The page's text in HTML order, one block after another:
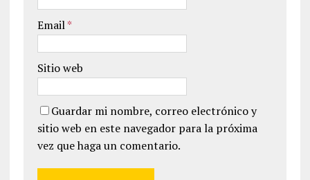
Email*
Sitio web
Guardar mi nombre, correo electrónico y
sitio web en este navegador para la próxima
vez que haga un comentario.